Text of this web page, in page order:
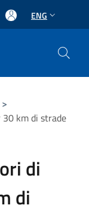
ENG
>
km di strade
di
di